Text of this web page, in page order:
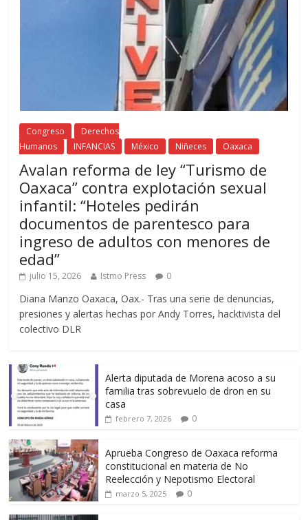
Congreso
Derechos
Humanos
INFANCIAS México Niñeces Oaxaca
Avalan reforma de ley “Turismo de
Oaxaca” contra explotación sexual
infantil: “Hoteles pedirán
documentos de parentesco para
ingreso de adultos con menores de
edad”
julio 15, 2026 Istmo Press 0
Diana Manzo Oaxaca, Oax.- Tras una serie de denuncias,
presiones y alertas hechas por Andy Torres, hacktivista del
colectivo DLR
Alerta diputada de Morena acoso a su
familia tras sobrevuelo de dron en su
casa
febrero 7, 2026 0
Aprueba Congreso de Oaxaca reforma
constitucional en materia de No
Reelección y Nepotismo Electoral
marzo 5, 2025 0